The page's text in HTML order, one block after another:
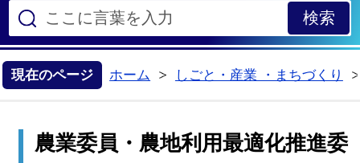
現在のページ ホーム
しごと・産業 ・まちづくり
農業委員・農地利用最適化推進委